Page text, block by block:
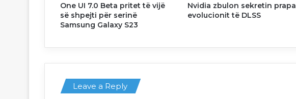
One UI 7.0 Beta pritet të vijë
së shpejti për serinë
Samsung Galaxy S23
Nvidia zbulon sekretin prapa
evolucionit të DLSS
Leave a Reply